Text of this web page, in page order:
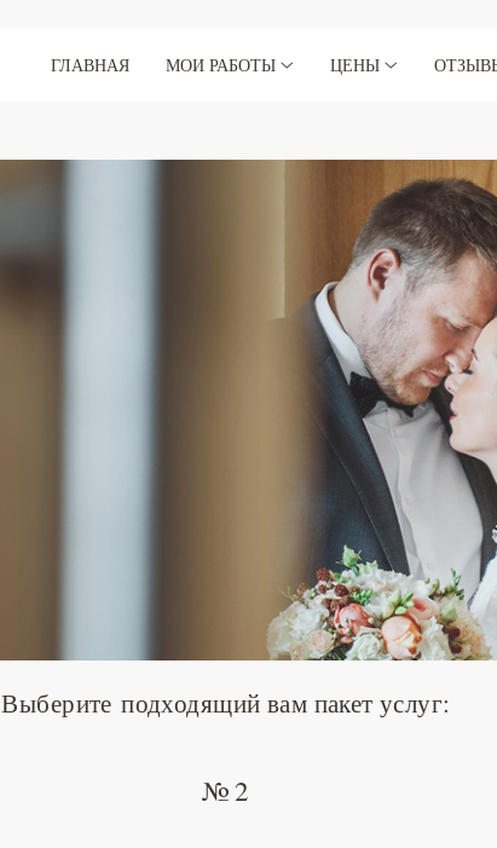
ГЛАВНАЯ МОИ РАБОТЫ ЦЕНЫ
Выберите подходящий вам пакет услуг:
№ 2